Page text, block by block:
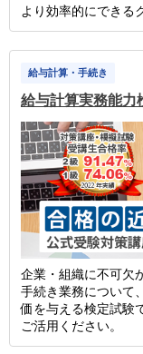
より効率的にできる
給与計算・手続き
給与計算実務能力
企業・組織に不可欠
手続き業務について
価を与える検定試験
ご活用ください。